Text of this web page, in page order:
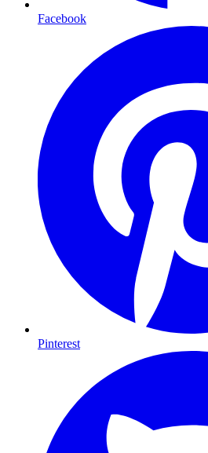
Facebook
Pinterest